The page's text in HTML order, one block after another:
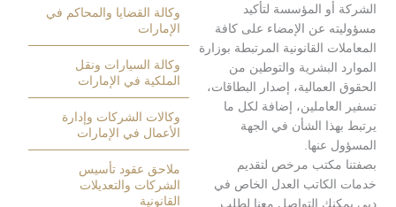
المؤسسة لتأكيد
عن الإمضاء على كافة
القانونية المرتبطة بوزارة
البشرية والتوطين من
إصدار البطاقات،
إضافة لكل ما
الشأن في الجهة
عنها.
مرخص لتقديم
العدل الخاص في
التواصل معنا لطلب
وكالة القضايا والمحاكم في
الإمارات
وكالة السيارات ونقل
الملكية في الإمارات
وكالات الشركات وإدارة
الأعمال في الإمارات
ملاحق عقود تأسيس
الشركات والتعديلات
القانونية